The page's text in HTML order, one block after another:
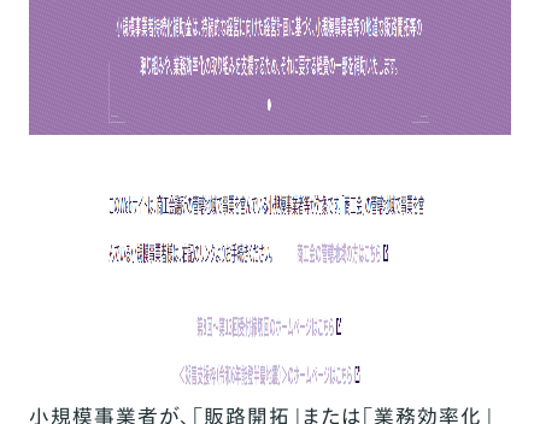
小規模事業者が、「販路開拓」または「業務効率化」